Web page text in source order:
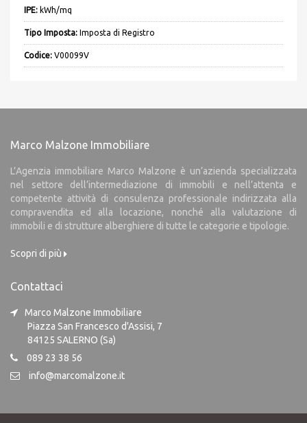
IPE: kWh/mq
Tipo Imposta: Imposta di Registro
Codice: V00099V
Marco Malzone Immobiliare
L’Agenzia immobiliare Marco Malzone è un’azienda specializzata
nel settore dell’intermediazione di immobili e nell’attenta e
competente attività di consulenza professionale indirizzata alla
compravendita ed alla locazione, nonché alla valutazione di
immobili e di strutture alberghiere di tutte le categorie e tipologie.
Scopri di più
Contattaci
Marco Malzone Immobiliare
Piazza San Francesco d'Assisi, 7
84125 SALERNO (Sa)
089 23 38 56
info@marcomalzone.it